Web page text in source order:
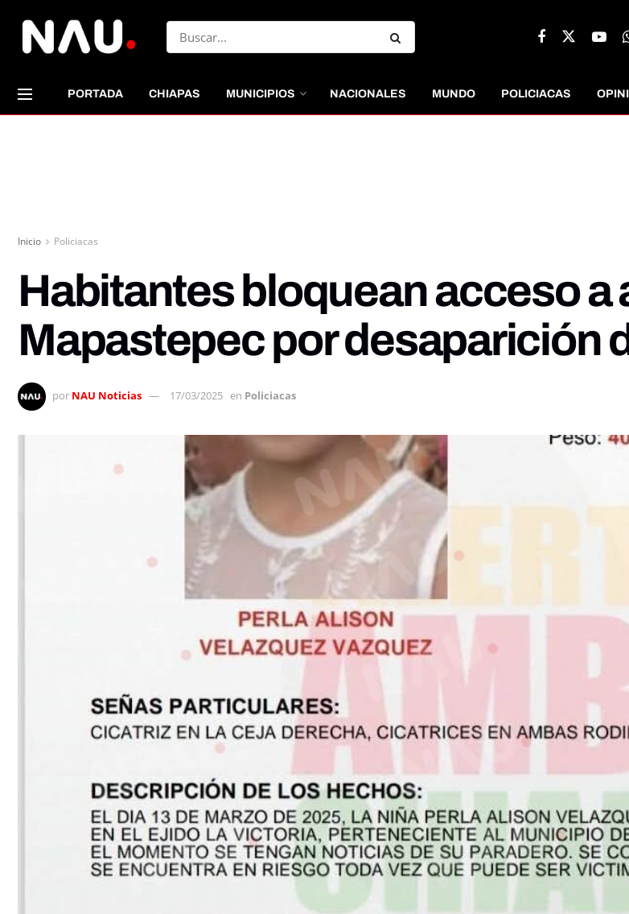
PORTADA CHIAPAS MUNICIPIOS NACIONALES MUNDO POLICIACAS
Inicio Policiacas
Habitantes bloquean acceso a
Mapastepec por desaparición
por NAU Noticias 17/03/2025 en Policiacas